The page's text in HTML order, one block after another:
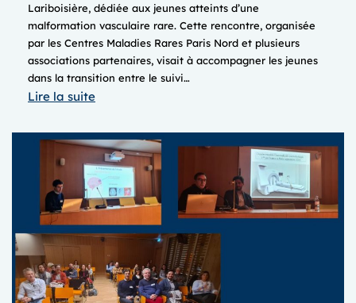
Lariboisière, dédiée aux jeunes atteints d’une
malformation vasculaire rare. Cette rencontre, organisée
par les Centres Maladies Rares Paris Nord et plusieurs
associations partenaires, visait à accompagner les jeunes
dans la transition entre le suivi…
Lire la suite:
TRANSITION
MEDICALE
POUR
LES
JEUNES
atteints
d’une
malformation
vasculaire